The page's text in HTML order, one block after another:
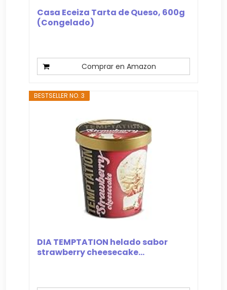
Casa Eceiza Tarta de Queso, 600g
(Congelado)
Comprar en Amazon
BESTSELLER NO. 3
DIA TEMPTATION helado sabor
strawberry cheesecake...